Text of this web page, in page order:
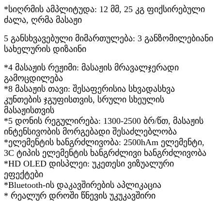
*სიღრმის ამპლიტუდა: 12 მმ, 25 კგ ფიქსირებული
ძალა, ღრმა მასაჟი
5 განსხვავებული მიმართულება: 3 განზომილებიანი
სახელურის დიზაინი
*4 მასაჟის რეჟიმი: მასაჟის მრავალჯერადი
გამოცდილება
*8 მასაჟის თავი: შესაფერისია სხვადასხვა
კუნთების ჯგუფისთვის, სრული სხეულის
მასაჟისთვის
*5 დონის რეგულირება: 1300-2500 ბრ/წთ, მასაჟის
ინტენსივობის მორგებადი შესაძლებლობა
*ელემენტის ხანგრძლივობა: 2500hAm ელემენტი,
3C ტიპის ელემენტის ხანგრძლივი ხანგრძლივობა
*HD OLED დისპლეი: უკეთესი ვიზუალური
ეფექტები
*Bluetooth-ის დაკავშირების აპლიკაცია
* რეალურ დროში წნევის უკუკავშირი